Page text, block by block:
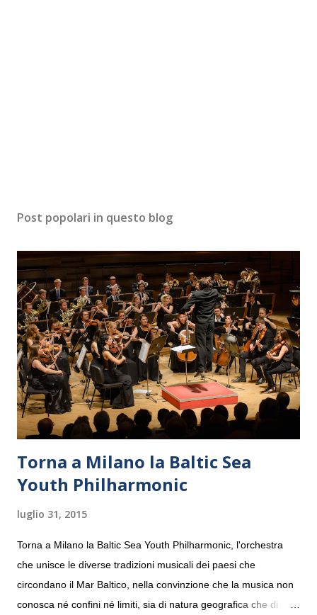
Post popolari in questo blog
Torna a Milano la Baltic Sea
Youth Philharmonic
luglio 31, 2015
Torna a Milano la Baltic Sea Youth Philharmonic, l'orchestra
che unisce le diverse tradizioni musicali dei paesi che
circondano il Mar Baltico, nella convinzione che la musica non
conosca né confini né limiti, sia di natura geografica che di